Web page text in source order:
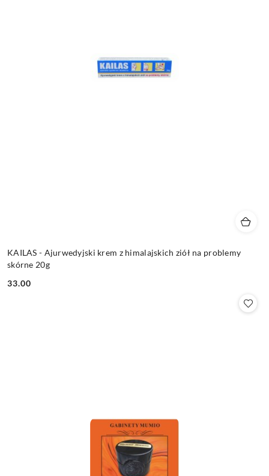
KAILAS - Ajurwedyjski krem z himalajskich ziół na problemy
skórne 20g
Cena:
33.00